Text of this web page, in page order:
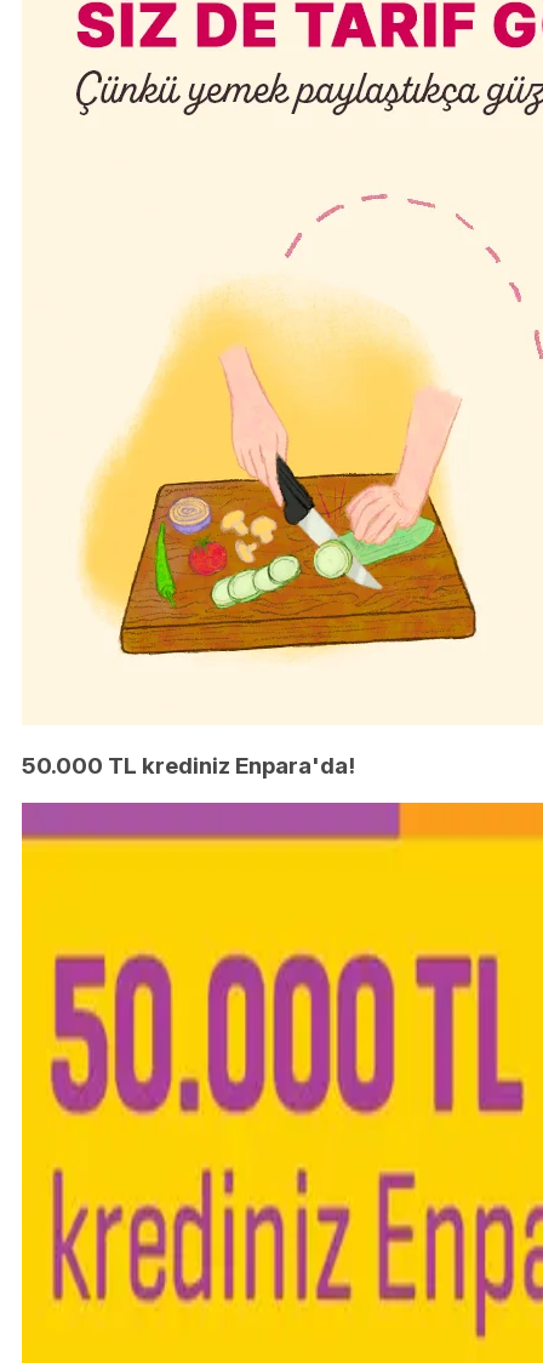
50.000 TL krediniz Enpara'da!